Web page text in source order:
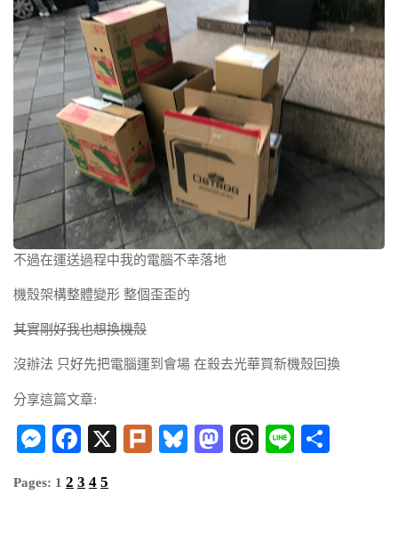
不過在運送過程中我的電腦不幸落地
機殼架構整體變形 整個歪歪的
其實剛好我也想換機殼
沒辦法 只好先把電腦運到會場 在殺去光華買新機殼回換
分享這篇文章:
Messenger
Facebook
X PlurkBluesky
Mastodon
Threads
Line
Pages: 1 2 3 4 5